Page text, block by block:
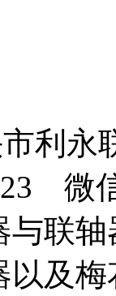
利
微
联
以及